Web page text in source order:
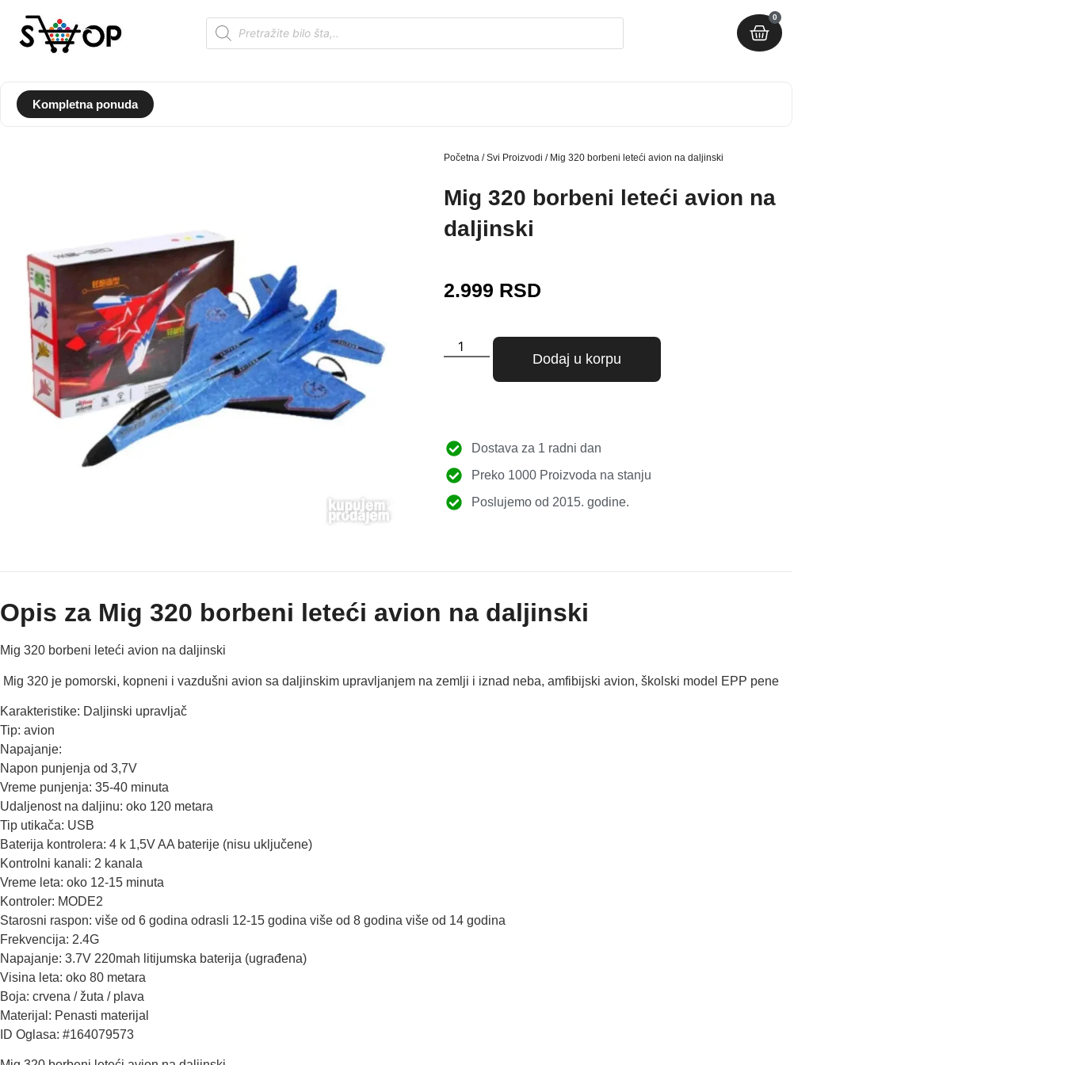
0
Kompletna ponuda
Početna /Svi Proizvodi / Mig 320 borbeni leteći avion na daljinski
Mig 320 borbeni leteći avion na
daljinski
2.999 RSD
Dodaj u korpu
Dostava za 1 radni dan
Preko 1000 Proizvoda na stanju
Poslujemo od 2015. godine.
Opis za Mig 320 borbeni leteći avion na daljinski
Mig 320 borbeni leteći avion na daljinski
Mig 320 je pomorski, kopneni i vazdušni avion sa daljinskim upravljanjem na zemlji i iznad neba, amfibijski avion, školski model EPP pene
Karakteristike: Daljinski upravljač
Tip: avion
Napajanje:
Napon punjenja od 3,7V
Vreme punjenja: 35-40 minuta
Udaljenost na daljinu: oko 120 metara
Tip utikača: USB
Baterija kontrolera: 4 k 1,5V AA baterije (nisu uključene)
Kontrolni kanali: 2 kanala
Vreme leta: oko 12-15 minuta
Kontroler: MODE2
Starosni raspon: više od 6 godina odrasli 12-15 godina više od 8 godina više od 14 godina
Frekvencija: 2.4G
Napajanje: 3.7V 220mah litijumska baterija (ugrađena)
Visina leta: oko 80 metara
Boja: crvena / žuta / plava
Materijal: Penasti materijal
ID Oglasa: #164079573